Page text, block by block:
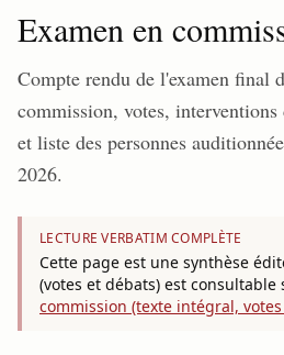
Examen en
Compte rendu de l'examen final
commission, votes,
et liste des personnes
2026.
LECTURE VERBATIM COMPLÈTE
Cette page est une synthèse
(votes et débats) est consultable
commission (texte intégral,